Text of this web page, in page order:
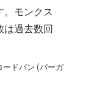
。モンクス
は過去数回